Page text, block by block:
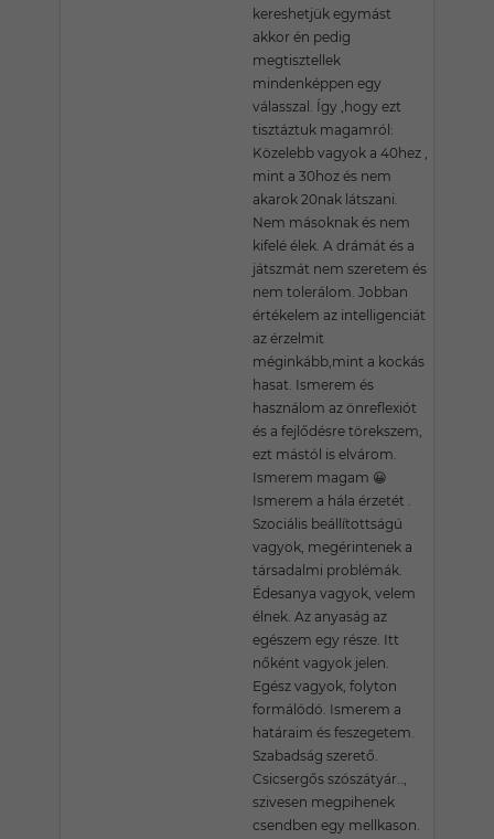
kereshetjük egymást
akkor én pedig
megtisztellek
mindenképpen egy
válasszal. Így ,hogy ezt
tisztáztuk magamról:
Közelebb vagyok a 40hez ,
mint a 30hoz és nem
akarok 20nak látszani.
Nem másoknak és nem
kifelé élek. A drámát és a
játszmát nem szeretem és
nem tolerálom. Jobban
értékelem az intelligenciát
az érzelmit
méginkább,mint a kockás
hasat. Ismerem és
használom az önreflexiót
és a fejlődésre törekszem,
ezt mástól is elvárom.
Ismerem magam 😀
Ismerem a hála érzetét .
Szociális beállítottságú
vagyok, megérintenek a
társadalmi problémák.
Édesanya vagyok, velem
élnek. Az anyaság az
egészem egy része. Itt
nőként vagyok jelen.
Egész vagyok, folyton
formálódó. Ismerem a
határaim és feszegetem.
Szabadság szerető.
Csicsergős szószátyár..,
szivesen megpihenek
csendben egy mellkason.